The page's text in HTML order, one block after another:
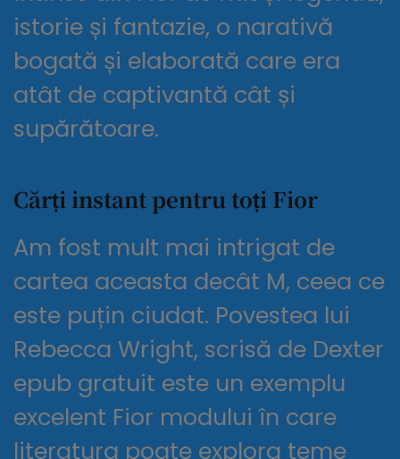
istorie și fantazie, o narativă
bogată și elaborată care era
atât de captivantă cât și
supărătoare.
Cărți instant pentru toți Fior
Am fost mult mai intrigat de
cartea aceasta decât M, ceea ce
este puțin ciudat. Povestea lui
Rebecca Wright, scrisă de Dexter
epub gratuit este un exemplu
excelent Fior modului în care
literatura poate explora teme